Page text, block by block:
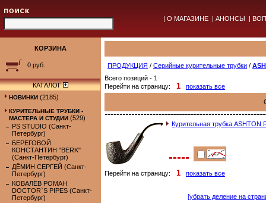
| О МАГАЗИНЕ | АНОНСЫ |
КОРЗИНА
0 руб.
КАТАЛОГ
НОВИНКИ (2185)
КУРИТЕЛЬНЫЕ ТРУБКИ -
МАСТЕРА И СТУДИИ (529)
PS STUDIO (Санкт-
Петербург)
БЕРЕГОВОЙ
КОНСТАНТИН "BERK"
(Санкт-Петербург)
ДЁМИН СЕРГЕЙ (Санкт-
Петербург)
КОВАЛЁВ РОМАН
DOCTOR`S PIPES (Санкт-
Петербург)
ПРОДУКЦИЯ / Серийные курительные трубки /
Всего позиций - 1
Перейти на страницу:
1 показать все
Курительная трубка ASHTON
Перейти на страницу: 1 показать все
[убрать деление на